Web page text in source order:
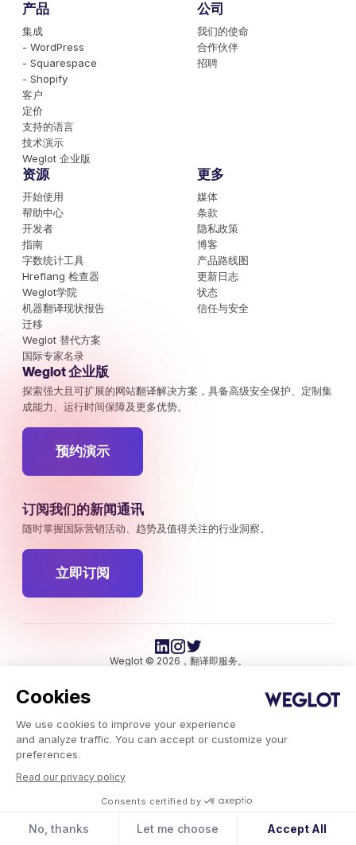
Cookies
We use cookies to improve your experience
and analyze traffic. You can accept or customize your
preferences.
Read our privacy policy
Consents certified by
No, thanks Let me choose Accept All
产品
集成
- WordPress
- Squarespace
- Shopify
客户
定价
支持的语言
技术演示
Weglot 企业版
公司
我们的使命
合作伙伴
招聘
资源
开始使用
帮助中心
开发者
指南
字数统计工具
Hreflang 检查器
Weglot学院
机器翻译现状报告
迁移
Weglot 替代方案
国际专家名录
更多
媒体
条款
隐私政策
博客
产品路线图
更新日志
状态
信任与安全
Weglot 企业版
探索强大且可扩展的网站翻译解决方案，具备高级安全保护、定制集
成能力、运行时间保障及更多优势。
预约演示
订阅我们的新闻通讯
随时掌握国际营销活动、趋势及值得关注的行业洞察。
立即订阅
Weglot © 2026，翻译即服务。
博客
将公司发展成国际企业的 7 个步骤